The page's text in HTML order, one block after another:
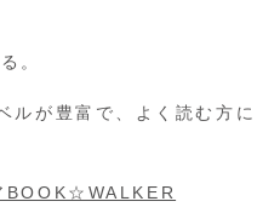
。
ルが豊富で、よく読む方に
BOOK☆WALKER